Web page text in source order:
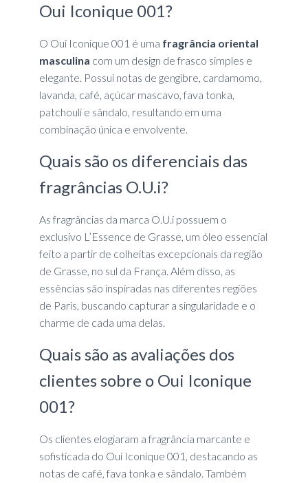
Oui Iconique 001?
O Oui Iconique 001 é uma fragrância oriental
masculina com um design de frasco simples e
elegante. Possui notas de gengibre, cardamomo,
lavanda, café, açúcar mascavo, fava tonka,
patchouli e sândalo, resultando em uma
combinação única e envolvente.
Quais são os diferenciais das
fragrâncias O.U.i?
As fragrâncias da marca O.U.i possuem o
exclusivo L’Essence de Grasse, um óleo essencial
feito a partir de colheitas excepcionais da região
de Grasse, no sul da França. Além disso, as
essências são inspiradas nas diferentes regiões
de Paris, buscando capturar a singularidade e o
charme de cada uma delas.
Quais são as avaliações dos
clientes sobre o Oui Iconique
001?
Os clientes elogiaram a fragrância marcante e
sofisticada do Oui Iconique 001, destacando as
notas de café, fava tonka e sândalo. Também